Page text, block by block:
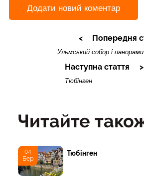
Додати новий коментар
Попередня
Ульмський собор і
Наступна стаття
Тюбінген
Читайте
04
Бер
Тюбінген